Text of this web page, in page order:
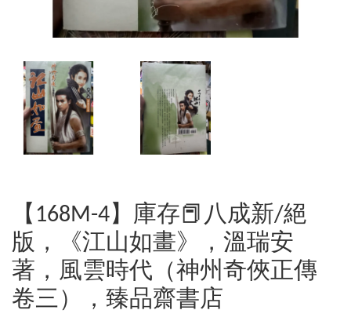
【168M-4】庫存📕八成新/絕
版，《江山如畫》，溫瑞安
著，風雲時代（神州奇俠正傳
卷三），臻品齋書店